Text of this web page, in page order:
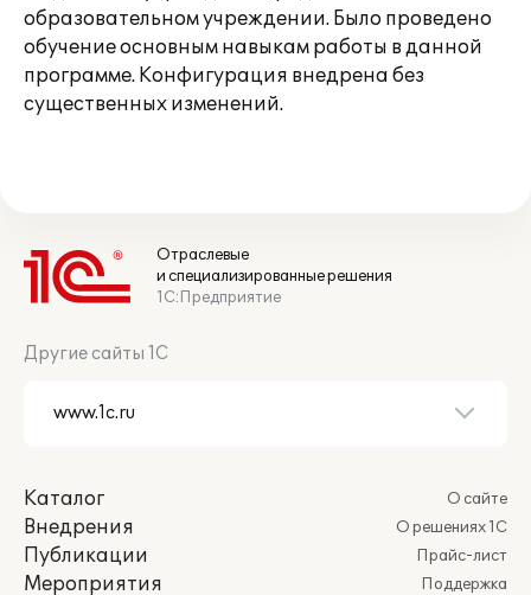
образовательном учреждении. Было проведено
обучение основным навыкам работы в данной
программе. Конфигурация внедрена без
существенных изменений.
Отраслевые
и специализированные решения
1С:Предприятие
Другие сайты 1С
Каталог
Внедрения
Публикации
Мероприятия
О сайте
О решениях 1С
Прайс-лист
Поддержка